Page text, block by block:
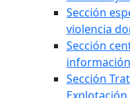
Sección
violencia
Sección
información
Sección